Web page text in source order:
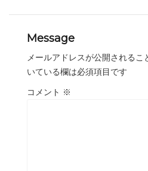
Message
メールアドレスが公開されるこ
いている欄は必須項目です
コメント ※